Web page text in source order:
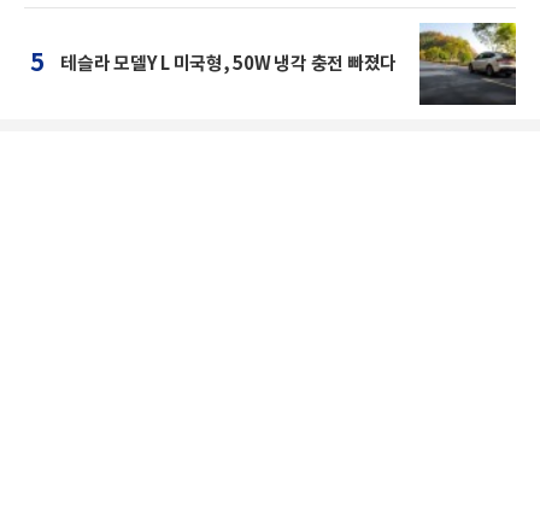
5 테슬라 모델Y L 미국형, 50W 냉각 충전 빠졌다